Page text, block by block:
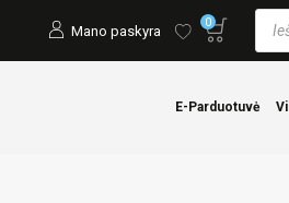
Mano paskyra 0
E-Parduotuvė